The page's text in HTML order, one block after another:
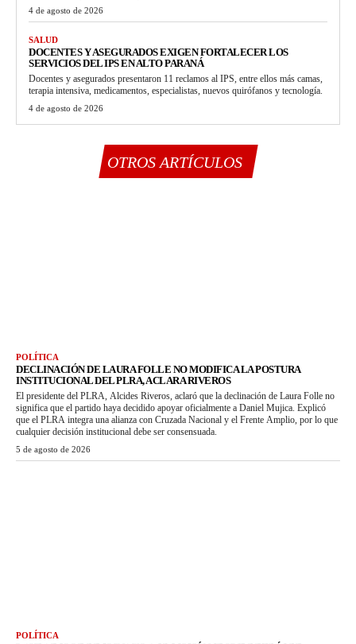
4 de agosto de 2026
SALUD
DOCENTES Y ASEGURADOS EXIGEN FORTALECER LOS
SERVICIOS DEL IPS EN ALTO PARANÁ
Docentes y asegurados presentaron 11 reclamos al IPS, entre ellos más camas,
terapia intensiva, medicamentos, especialistas, nuevos quirófanos y tecnología.
4 de agosto de 2026
OTROS ARTÍCULOS
POLÍTICA
DECLINACIÓN DE LAURA FOLLE NO MODIFICA LA POSTURA
INSTITUCIONAL DEL PLRA, ACLARA RIVEROS
El presidente del PLRA, Alcides Riveros, aclaró que la declinación de Laura Folle no
significa que el partido haya decidido apoyar oficialmente a Daniel Mujica. Explicó
que el PLRA integra una alianza con Cruzada Nacional y el Frente Amplio, por lo que
cualquier decisión institucional debe ser consensuada.
5 de agosto de 2026
POLÍTICA